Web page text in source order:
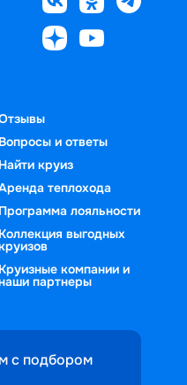
Вопросы и ответы
Найти круиз
теплохода
Программа лояльности
Коллекция выгодных
Круизные компании и
партнеры
с подбором